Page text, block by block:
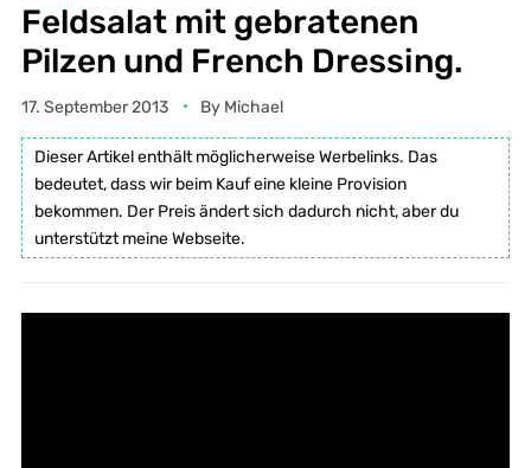
Feldsalat mit gebratenen
Pilzen und French Dressing.
17. September 2013 By Michael
Dieser Artikel enthält möglicherweise Werbelinks. Das
bedeutet, dass wir beim Kauf eine kleine Provision
bekommen. Der Preis ändert sich dadurch nicht, aber du
unterstützt meine Webseite.